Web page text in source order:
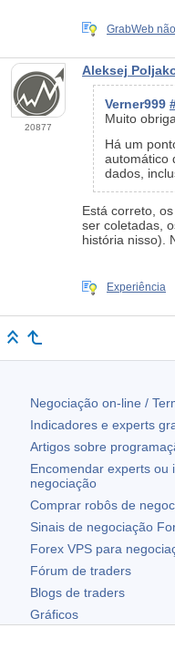
GrabWeb
20877
Aleksej
Verner999
Muito
Há um
automático
dados,
Está correto,
ser coletadas,
história nisso).
Experiência
Negociação on-line /
Indicadores e experts
Artigos sobre
Encomendar experts ou
negociação
Comprar robôs de
Sinais de negociação
Forex VPS para
Fórum de traders
Blogs de traders
Gráficos